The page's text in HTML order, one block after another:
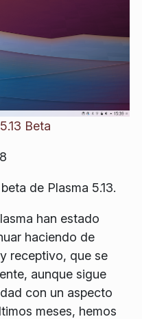
Beta
de Plasma 5.13.
han estado
haciendo de
receptivo, que se
aunque sigue
con un aspecto
meses, hemos